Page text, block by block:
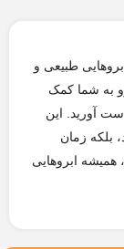
طبیعی و
به شما کمک
آورید. این
بلکه زمان
همیشه ابروهایی